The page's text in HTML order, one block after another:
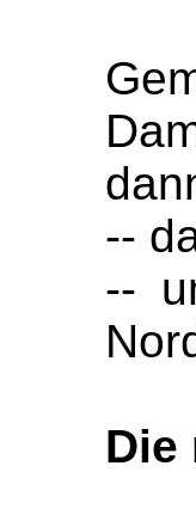
--
--
Die